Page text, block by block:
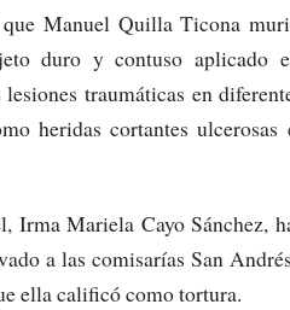
Manuel Quilla Ticona
duro y contuso aplicado
traumáticas en
heridas cortantes
Irma Mariela Cayo Sánchez,
a las comisarías San
ella calificó como tortura.